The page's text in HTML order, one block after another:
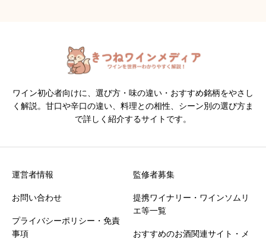
ワイン初心者向けに、選び方・味の違い・おすすめ銘柄をやさし
く解説。甘口や辛口の違い、料理との相性、シーン別の選び方ま
で詳しく紹介するサイトです。
運営者情報
お問い合わせ
プライバシーポリシー・免責
事項
監修者募集
提携ワイナリー・ワインソムリ
エ等一覧
おすすめのお酒関連サイト・メ